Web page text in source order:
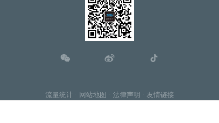
流量统计· 网站地图 · 法律声明 · 友情链接